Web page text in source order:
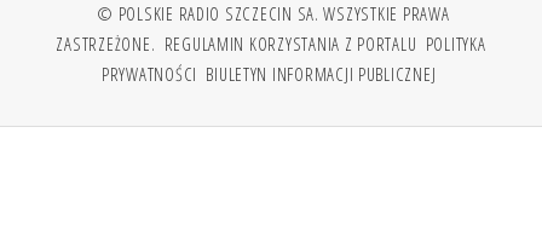
© POLSKIE RADIO SZCZECIN SA. WSZYSTKIE PRAWA
ZASTRZEŻONE. REGULAMIN KORZYSTANIA Z PORTALU POLITYKA
PRYWATNOŚCI BIULETYN INFORMACJI PUBLICZNEJ